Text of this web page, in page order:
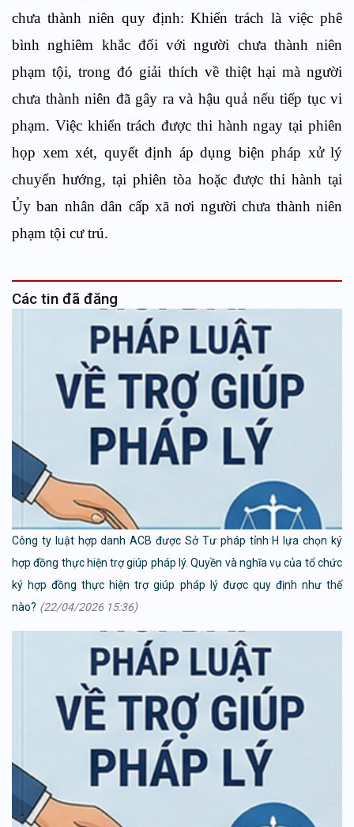
chưa thành niên quy định: Khiển trách là việc phê
bình nghiêm khắc đối với người chưa thành niên
phạm tội, trong đó giải thích về thiệt hại mà người
chưa thành niên đã gây ra và hậu quả nếu tiếp tục vi
phạm. Việc khiển trách được thi hành ngay tại phiên
họp xem xét, quyết định áp dụng biện pháp xử lý
chuyển hướng, tại phiên tòa hoặc được thi hành tại
Ủy ban nhân dân cấp xã nơi người chưa thành niên
phạm tội cư trú.
Các tin đã đăng
Công ty luật hợp danh ACB được Sở Tư pháp tỉnh H lựa chọn ký
hợp đồng thực hiện trợ giúp pháp lý. Quyền và nghĩa vụ của tổ chức
ký hợp đồng thực hiện trợ giúp pháp lý được quy định như thế
nào? (22/04/2026 15:36)